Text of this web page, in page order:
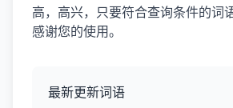
高，高兴，只要符合查询条件的词
感谢您的使用。
最新更新词语